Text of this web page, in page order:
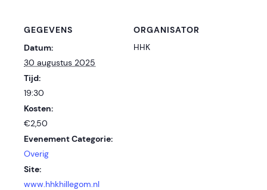
GEGEVENS
Datum:
30 augustus 2025
Tijd:
19:30
Kosten:
€2,50
Evenement Categorie:
Overig
Site:
www.hhkhillegom.nl
ORGANISATOR
HHK